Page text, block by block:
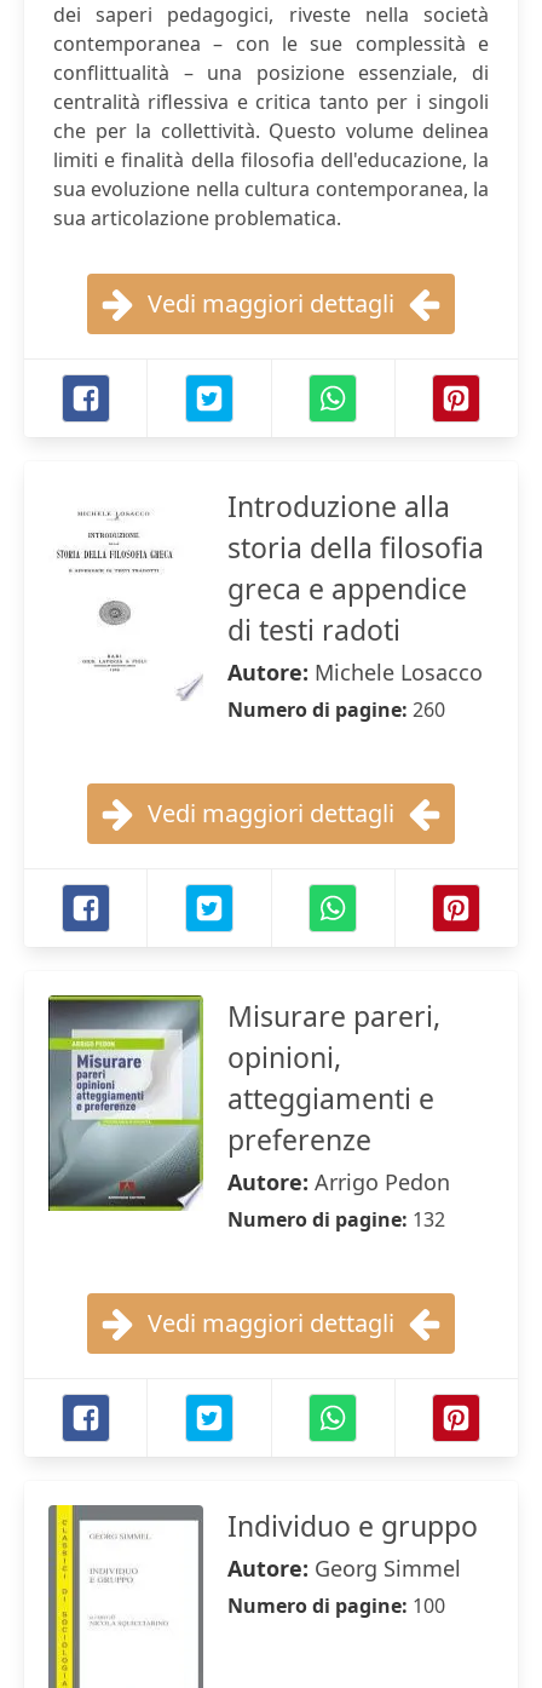
dei saperi pedagogici, riveste nella società
contemporanea – con le sue complessità e
conflittualità – una posizione essenziale, di
centralità riflessiva e critica tanto per i singoli
che per la collettività. Questo volume delinea
limiti e finalità della filosofia dell'educazione, la
sua evoluzione nella cultura contemporanea, la
sua articolazione problematica.
Vedi maggiori dettagli
Introduzione alla
storia della filosofia
greca e appendice
di testi radoti
Autore: Michele Losacco
Numero di pagine: 260
Vedi maggiori dettagli
Misurare pareri,
opinioni,
atteggiamenti e
preferenze
Autore: Arrigo Pedon
Numero di pagine: 132
Vedi maggiori dettagli
Individuo e gruppo
Autore: Georg Simmel
Numero di pagine: 100